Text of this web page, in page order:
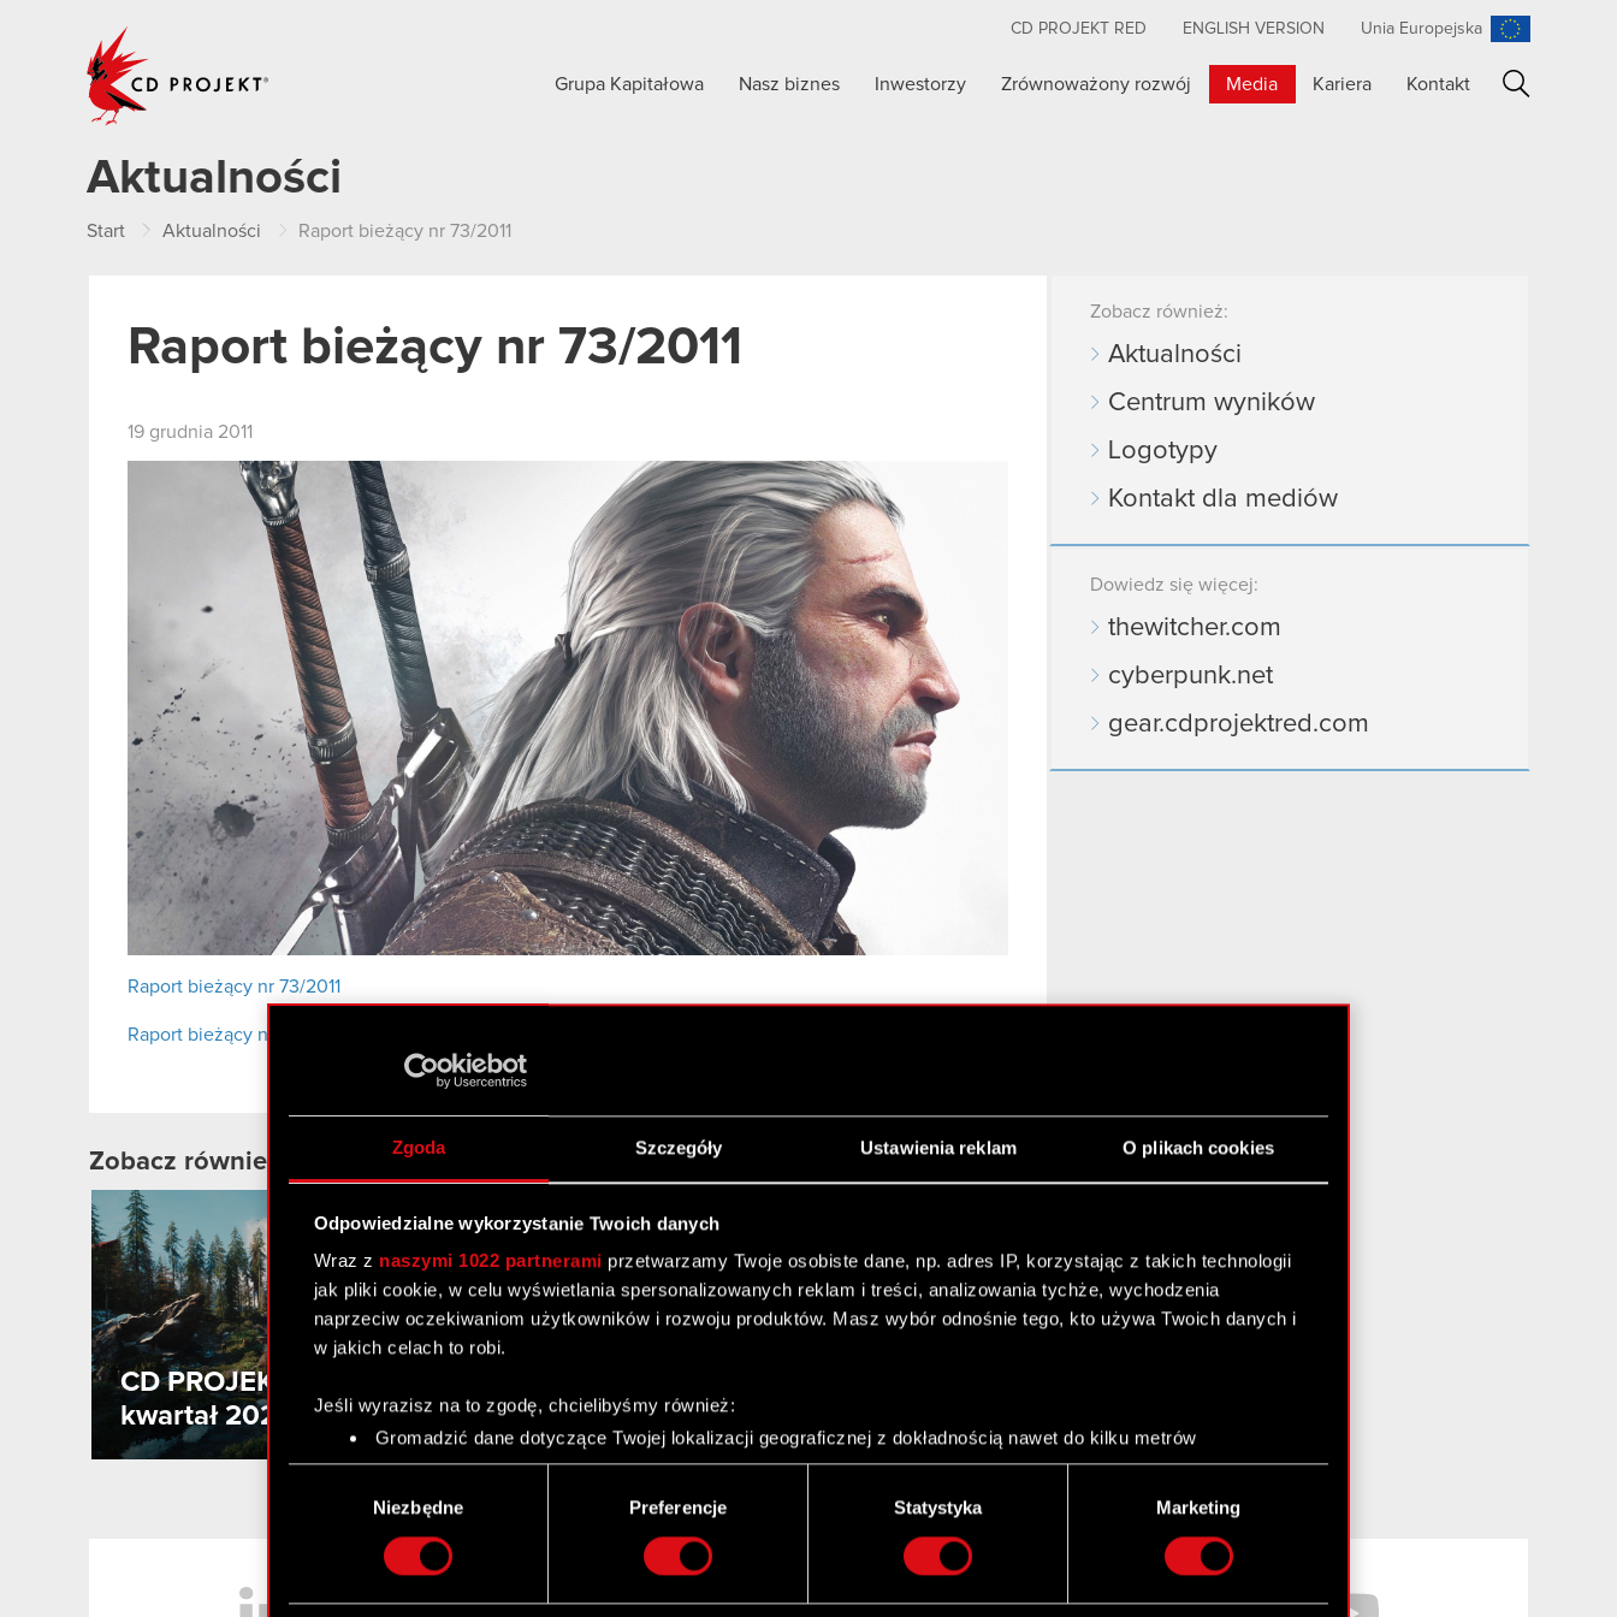
Zgoda Szczegóły Ustawienia reklam O plikach cookies
Odpowiedzialne wykorzystanie Twoich danych
Wraz z naszymi 1022 partnerami przetwarzamy Twoje osobiste dane, np. adres IP, korzystając z takich technologii
jak pliki cookie, w celu wyświetlania spersonalizowanych reklam i treści, analizowania tychże, wychodzenia
naprzeciw oczekiwaniom użytkowników i rozwoju produktów. Masz wybór odnośnie tego, kto używa Twoich danych i
w jakich celach to robi.
Jeśli wyrazisz na to zgodę, chcielibyśmy również:
Gromadzić dane dotyczące Twojej lokalizacji geograficznej z dokładnością nawet do kilku metrów
Identyfikować Twoje urządzenie, aktywnie analizując charakteryzującego je zbiory danych (fingerprinting,
Dowiedz się więcej odnośnie tego, jak Twoje osobiste dane są przetwarzane oraz ustaw własne preferencje w
szczegółów . W Deklaracji plików cookie możesz zmienić lub wycofać swoją zgodę w dowolnej chwili.
Wykorzystujemy pliki cookie do spersonalizowania treści i reklam, aby oferować funkcje społecznościowe i
Niezbędne Preferencje Statystyka Marketing
CD PROJEKT RED ENGLISH VERSION Unia Europejska
Grupa Kapitałowa Nasz biznes Inwestorzy Zrównoważony rozwój Media Kariera Kontakt
Aktualności
Start Aktualności Raport bieżący nr 73/2011
Raport bieżący nr 73/2011
19 grudnia 2011
Raport bieżący nr 73/2011
Raport bieżący nr 73/2011 – załącznik
Zobacz również:
CD PROJEKT podsumowuje I
kwartał 2026 roku
28
MAJ
Dziki Gon!
Zobacz również:
Aktualności
Centrum wyników
Logotypy
Kontakt dla mediów
Dowiedz się więcej:
thewitcher.com
cyberpunk.net
gear.cdprojektred.com
LinkedIn Facebook